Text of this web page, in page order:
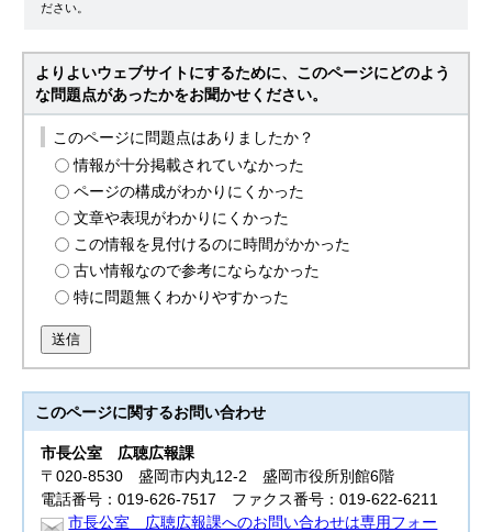
ださい。
よりよいウェブサイトにするために、このページにどのよう
な問題点があったかをお聞かせください。
このページに問題点はありましたか？
情報が十分掲載されていなかった
ページの構成がわかりにくかった
文章や表現がわかりにくかった
この情報を見付けるのに時間がかかった
古い情報なので参考にならなかった
特に問題無くわかりやすかった
送信
このページに関するお問い合わせ
市長公室 広聴広報課
〒020-8530 盛岡市内丸12-2 盛岡市役所別館6階
電話番号：019-626-7517 ファクス番号：019-622-6211
市長公室 広聴広報課へのお問い合わせは専用フォー